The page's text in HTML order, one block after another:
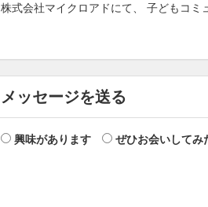
株式会社マイクロアドにて、 子どもコミ
メッセージを送る
興味があります ぜひお会いしてみ